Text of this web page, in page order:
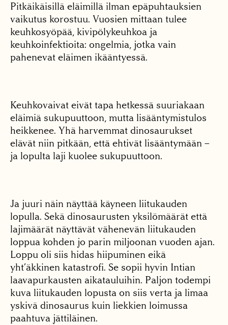
Pitkäikäisillä eläimillä ilman epäpuhtauksien
vaikutus korostuu. Vuosien mittaan tulee
keuhkosyöpää, kivipölykeuhkoa ja
keuhkoinfektioita: ongelmia, jotka vain
pahenevat eläimen ikääntyessä.
Keuhkovaivat eivät tapa hetkessä suuriakaan
eläimiä sukupuuttoon, mutta lisääntymistulos
heikkenee. Yhä harvemmat dinosaurukset
elävät niin pitkään, että ehtivät lisääntymään –
ja lopulta laji kuolee sukupuuttoon.
Ja juuri näin näyttää käyneen liitukauden
lopulla. Sekä dinosaurusten yksilömäärät että
lajimäärät näyttävät vähenevän liitukauden
loppua kohden jo parin miljoonan vuoden ajan.
Loppu oli siis hidas hiipuminen eikä
yht’äkkinen katastrofi. Se sopii hyvin Intian
laavapurkausten aikatauluihin. Paljon todempi
kuva liitukauden lopusta on siis verta ja limaa
yskivä dinosaurus kuin liekkien loimussa
paahtuva jättiläinen.